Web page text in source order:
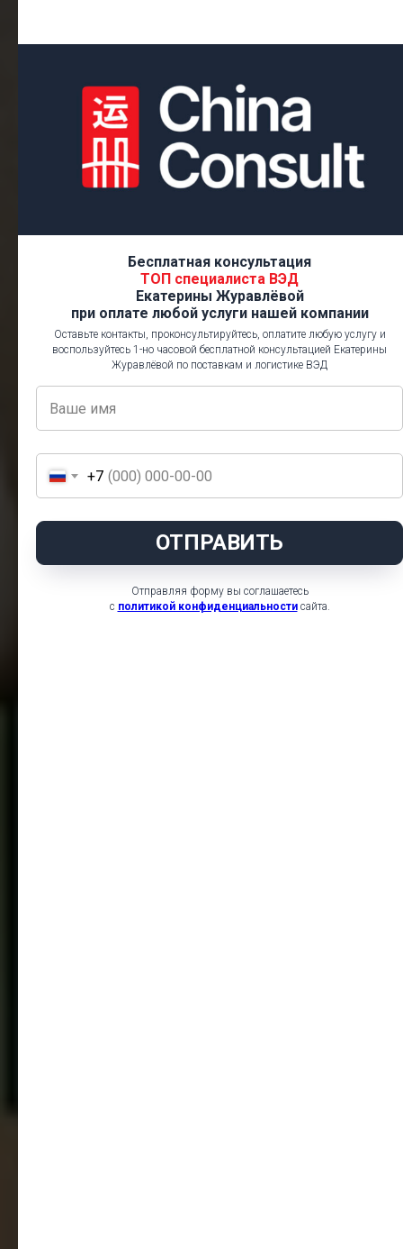
Бесплатная консультация
ТОП специалиста ВЭД
Екатерины Журавлёвой
при оплате любой услуги нашей компании
Оставьте контакты, проконсультируйтесь, оплатите любую услугу и
воспользуйтесь 1-но часовой бесплатной консультацией Екатерины
Журавлёвой по поставкам и логистике ВЭД
+7
ОТПРАВИТЬ
Отправляя форму вы соглашаетесь
с политикой конфиденциальностисайта.